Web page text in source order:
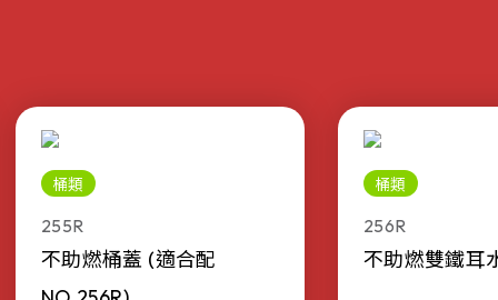
桶類
255R
不助燃桶蓋 (適合配
桶類
256R
不助燃雙鐵耳